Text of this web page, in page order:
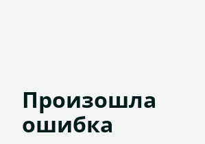
Произошла
ошибка